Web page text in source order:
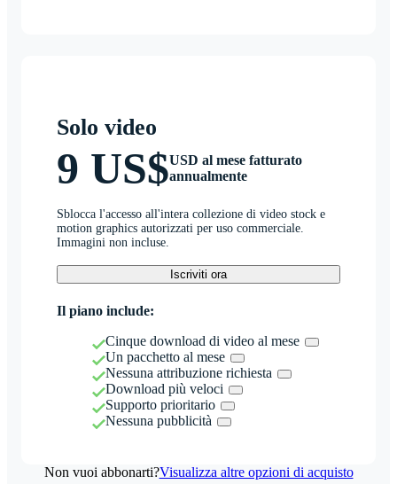
Solo video
9 US$USD al mese fatturato
annualmente
Sblocca l'accesso all'intera collezione di video stock e
motion graphics autorizzati per uso commerciale.
Immagini non incluse.
Iscriviti ora
Il piano include:
Cinque download di video al mese
Un pacchetto al mese
Nessuna attribuzione richiesta
Download più veloci
Supporto prioritario
Nessuna pubblicità
Non vuoi abbonarti?Visualizza altre opzioni di acquisto